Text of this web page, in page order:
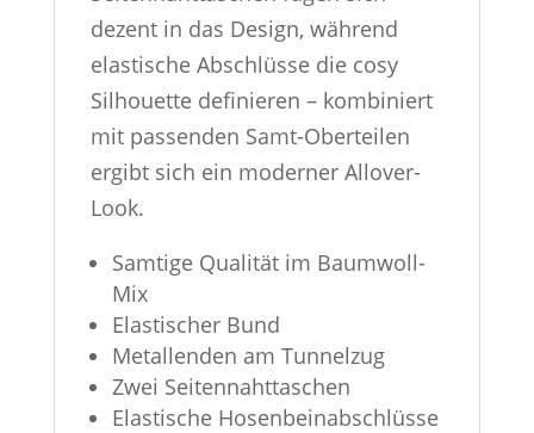
dezent in das Design, während
elastische Abschlüsse die cosy
Silhouette definieren – kombiniert
mit passenden Samt-Oberteilen
ergibt sich ein moderner Allover-
Look.
Samtige Qualität im Baumwoll-
Mix
Elastischer Bund
Metallenden am Tunnelzug
Zwei Seitennahttaschen
Elastische Hosenbeinabschlüsse